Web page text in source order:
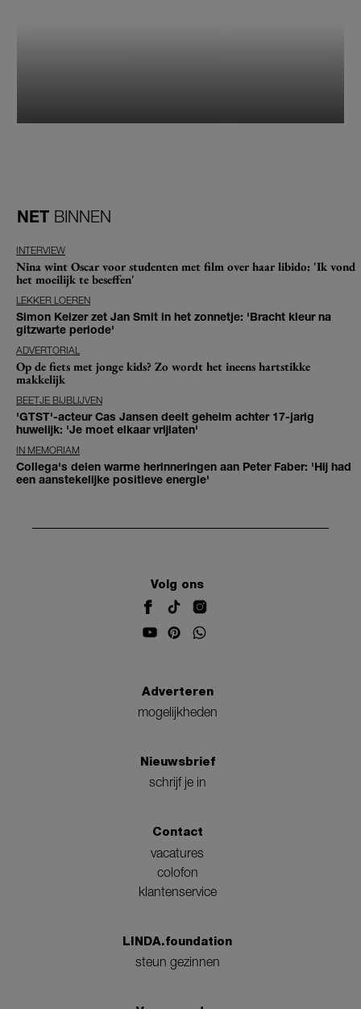
NET BINNEN
INTERVIEW
Nina wint Oscar voor studenten met film over haar libido: 'Ik vond
het moeilijk te beseffen'
LEKKER LOEREN
Simon Keizer zet Jan Smit in het zonnetje: 'Bracht kleur na
gitzwarte periode'
ADVERTORIAL
Op de fiets met jonge kids? Zo wordt het ineens hartstikke
makkelijk
BEETJE BIJBLIJVEN
'GTST'-acteur Cas Jansen deelt geheim achter 17-jarig
huwelijk: 'Je moet elkaar vrijlaten'
IN MEMORIAM
Collega's delen warme herinneringen aan Peter Faber: 'Hij had
een aanstekelijke positieve energie'
Volg ons
Adverteren
mogelijkheden
Nieuwsbrief
schrijf je in
Contact
vacatures
colofon
klantenservice
LINDA.foundation
steun gezinnen